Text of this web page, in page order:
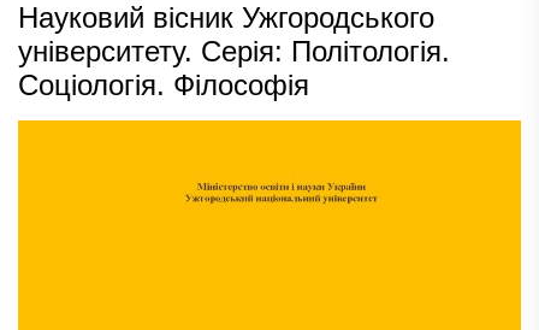
Науковий вісник Ужгородського
університету. Серія: Політологія.
Соціологія. Філософія